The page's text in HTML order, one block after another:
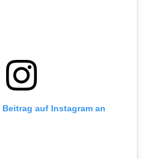
auf Instagram an